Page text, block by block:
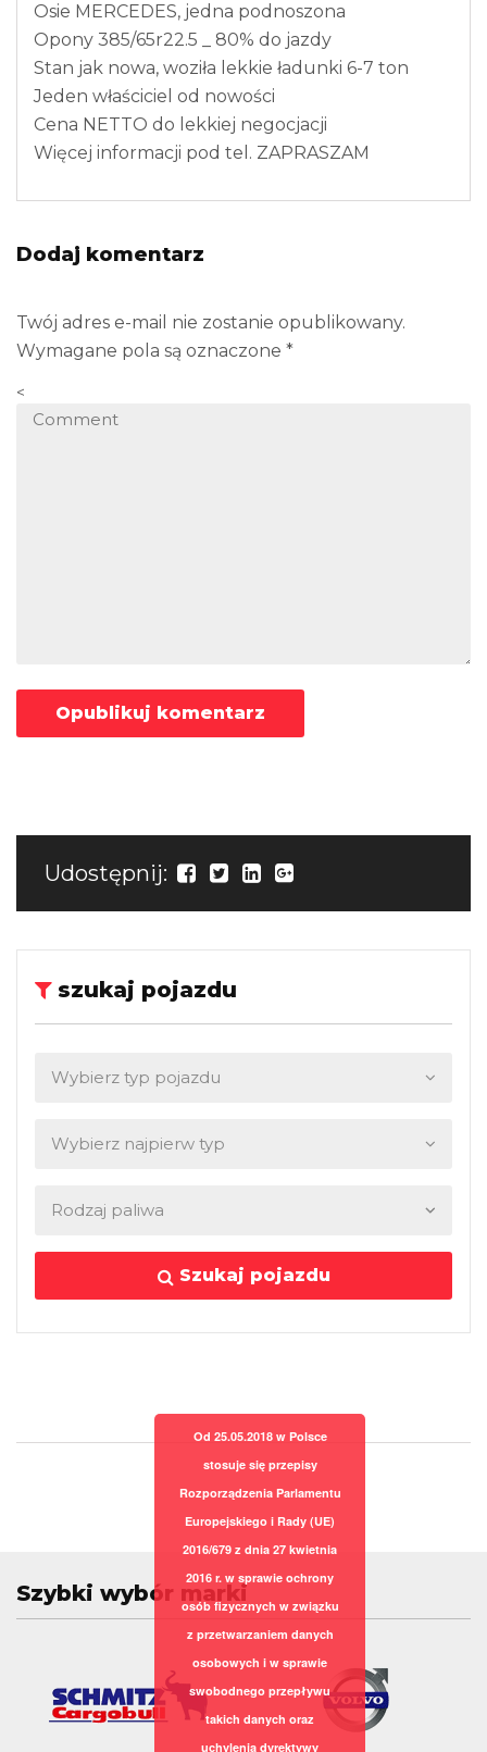
Osie MERCEDES, jedna podnoszona
Opony 385/65r22.5 _ 80% do jazdy
Stan jak nowa, woziła lekkie ładunki 6-7 ton
Jeden właściciel od nowości
Cena NETTO do lekkiej negocjacji
Więcej informacji pod tel. ZAPRASZAM
Dodaj komentarz
Twój adres e-mail nie zostanie opublikowany.
Wymagane pola są oznaczone *
<
Udostępnij:
szukaj pojazdu
Szukaj pojazdu
Szybki wybór marki
Od 25.05.2018 w Polsce
stosuje się przepisy
Rozporządzenia Parlamentu
Europejskiego i Rady (UE)
2016/679 z dnia 27 kwietnia
2016 r. w sprawie ochrony
osób fizycznych w związku
z przetwarzaniem danych
osobowych i w sprawie
swobodnego przepływu
takich danych oraz
uchylenia dyrektywy